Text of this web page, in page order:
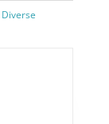
Diverse